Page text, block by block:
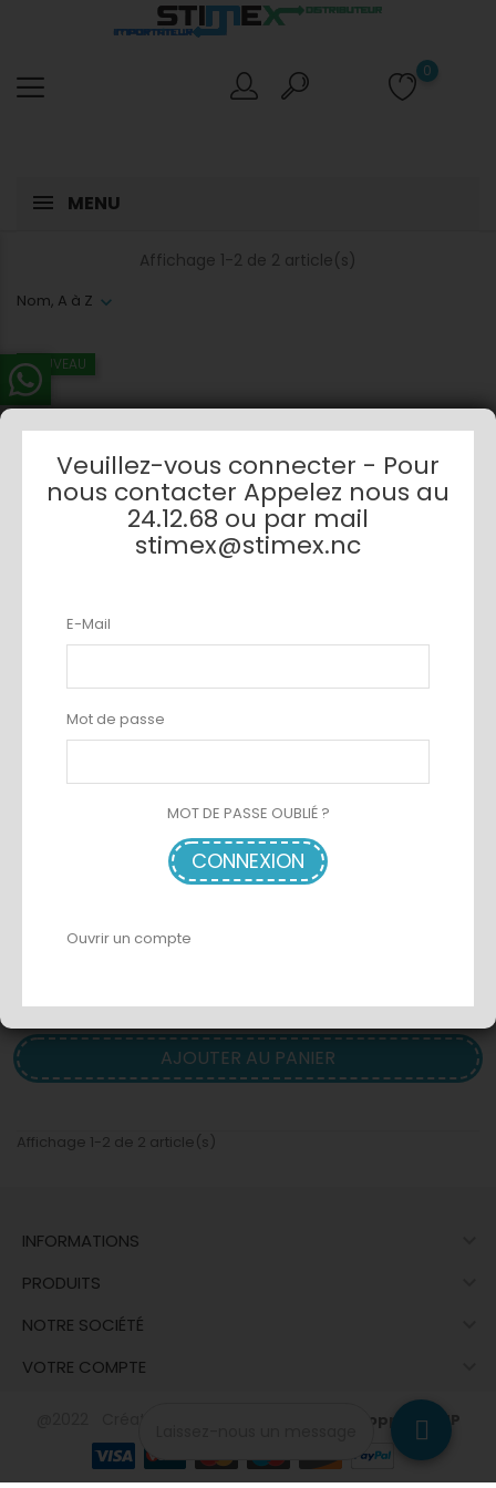
0
MENU
Nom, A à Z
Affichage 1-2 de 2 article(s)
NOUVEAU
SACHET CRAFT 25 SACS...
AJOUTER AU PANIER
Affichage 1-2 de 2 article(s)
Veuillez-vous connecter - Pour
nous contacter Appelez nous au
24.12.68 ou par mail
stimex@stimex.nc
E-Mail
Mot de passe
MOT DE PASSE OUBLIÉ ?
CONNEXION
Ouvrir un compte
INFORMATIONS
PRODUITS
NOTRE SOCIÉTÉ
VOTRE COMPTE
Développeur PHP